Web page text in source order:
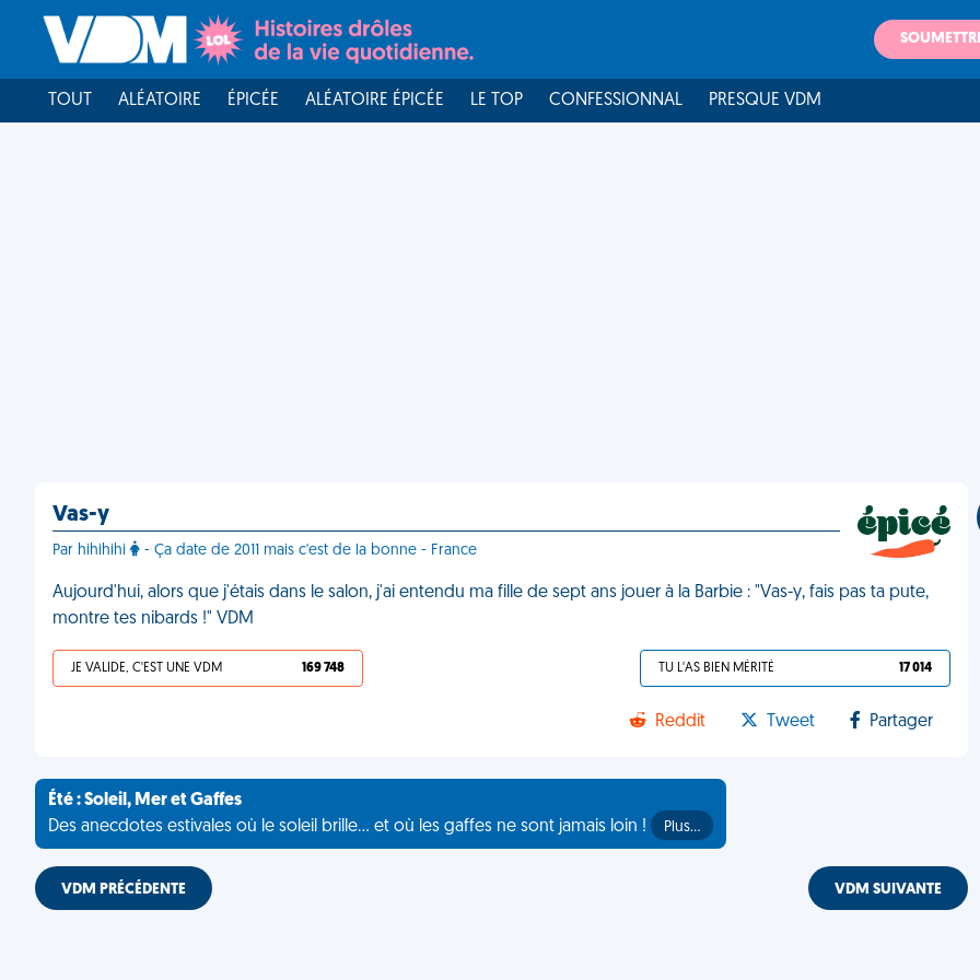
TOUT ALÉATOIRE ÉPICÉE ALÉATOIRE ÉPICÉE LE TOP CONFESSIONNAL PRESQUE VDM
Vas-y
Par hihihihi - Ça date de 2011 mais c'est de la bonne - France
Aujourd'hui, alors que j'étais dans le salon, j'ai entendu ma fille de sept ans jouer à la Barbie : "Vas-y, fais pas ta pute,
montre tes nibards !" VDM
JE VALIDE, C'EST UNE VDM 169 748 TU L'AS BIEN MÉRITÉ 17 014
Reddit Tweet Partager
Été : Soleil, Mer et Gaffes
Des anecdotes estivales où le soleil brille... et où les gaffes ne sont jamais loin !
Plus…
VDM PRÉCÉDENTE VDM SUIVANTE